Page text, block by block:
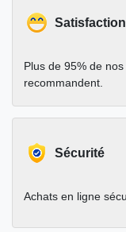
Plus de 95% de
recommandent.
Sécurité
Achats en ligne